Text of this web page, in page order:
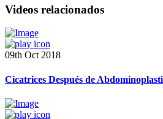
Videos relacionados
09th Oct 2018
Cicatrices Después de